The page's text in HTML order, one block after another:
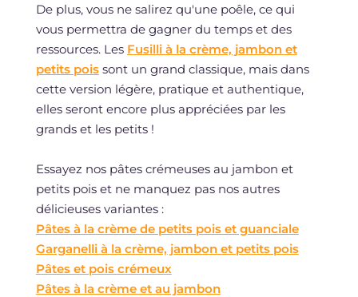
De plus, vous ne salirez qu'une poêle, ce qui
vous permettra de gagner du temps et des
ressources. Les Fusilli à la crème, jambon et
petits poissont un grand classique, mais dans
cette version légère, pratique et authentique,
elles seront encore plus appréciées par les
grands et les petits !
Essayez nos pâtes crémeuses au jambon et
petits pois et ne manquez pas nos autres
délicieuses variantes :
Pâtes à la crème de petits pois et guanciale
Garganelli à la crème, jambon et petits pois
Pâtes et pois crémeux
Pâtes à la crème et au jambon